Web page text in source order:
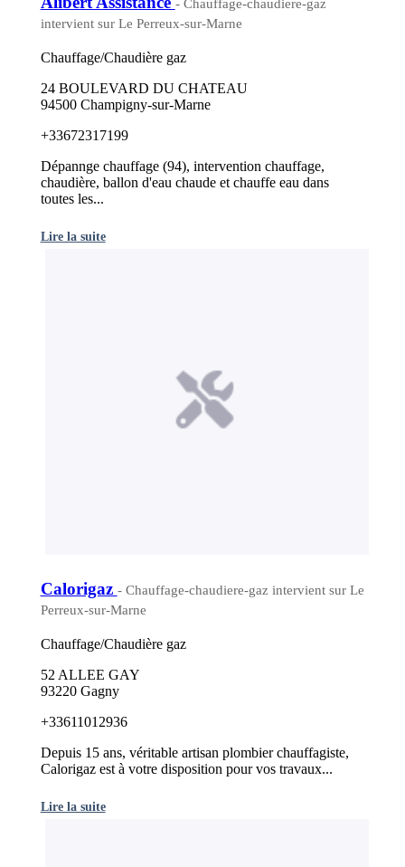
- Chauffage-chaudiere-gaz
intervient sur Le Perreux-sur-Marne
Chauffage/Chaudière gaz
24 BOULEVARD DU CHATEAU
94500 Champigny-sur-Marne
+33672317199
Dépannge chauffage (94), intervention chauffage,
chaudière, ballon d'eau chaude et chauffe eau dans
toutes les...
Lire la suite
Calorigaz - Chauffage-chaudiere-gaz intervient sur Le
Perreux-sur-Marne
Chauffage/Chaudière gaz
52 ALLEE GAY
93220 Gagny
+33611012936
Depuis 15 ans, véritable artisan plombier chauffagiste,
Calorigaz est à votre disposition pour vos travaux...
Lire la suite